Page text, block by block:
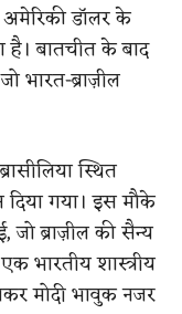
डॉलर के
है। बातचीत के बाद
भारत-ब्राज़ील
स्थित
गया। इस मौके
जो ब्राज़ील की सैन्य
भारतीय शास्त्रीय
मोदी भावुक नजर